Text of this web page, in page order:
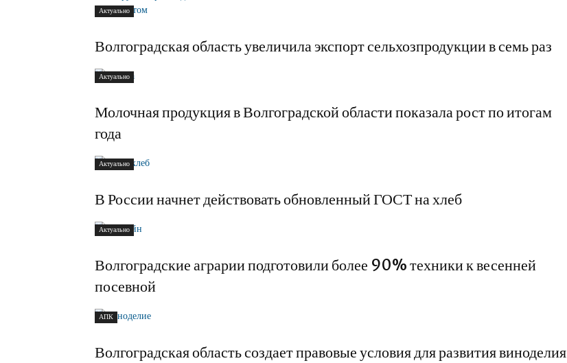
Актуально
Волгоградская область увеличила экспорт сельхозпродукции в семь раз
Актуально
Молочная продукция в Волгоградской области показала рост по итогам
года
Актуально
В России начнет действовать обновленный ГОСТ на хлеб
Актуально
Волгоградские аграрии подготовили более 90% техники к весенней
посевной
АПК
Волгоградская область создает правовые условия для развития виноделия